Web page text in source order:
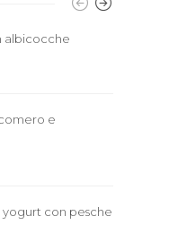
albicocche
e
con pesche